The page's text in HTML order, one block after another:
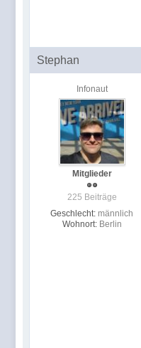
Stephan
Infonaut
Mitglieder
225 Beiträge
Geschlecht: männlich
Wohnort: Berlin